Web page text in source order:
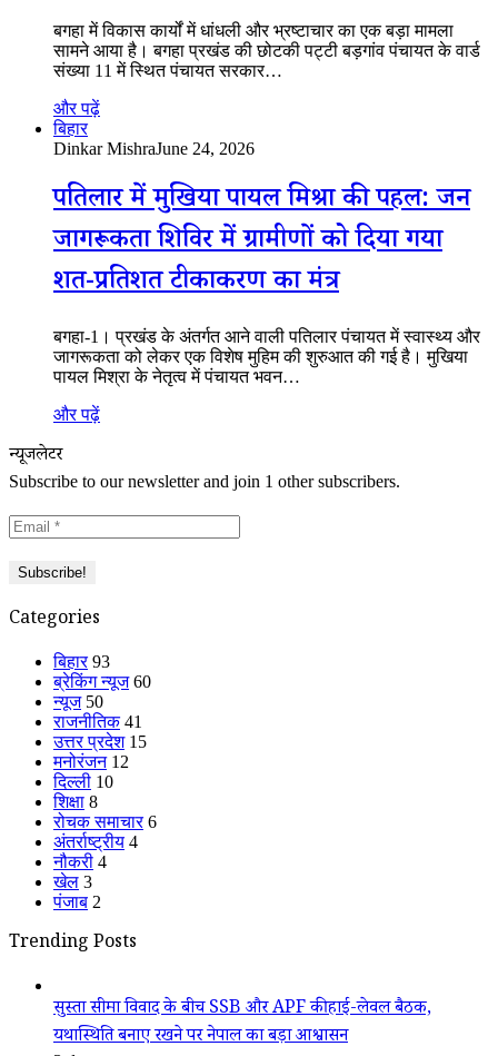
बगहा में विकास कार्यों में धांधली और भ्रष्टाचार का एक बड़ा मामला
सामने आया है। बगहा प्रखंड की छोटकी पट्टी बड़गांव पंचायत के वार्ड
संख्या 11 में स्थित पंचायत सरकार…
और पढ़ें
बिहार
Dinkar MishraJune 24, 2026
पतिलार में मुखिया पायल मिश्रा की पहल: जन
जागरूकता शिविर में ग्रामीणों को दिया गया
शत-प्रतिशत टीकाकरण का मंत्र
बगहा-1। प्रखंड के अंतर्गत आने वाली पतिलार पंचायत में स्वास्थ्य और
जागरूकता को लेकर एक विशेष मुहिम की शुरुआत की गई है। मुखिया
पायल मिश्रा के नेतृत्व में पंचायत भवन…
और पढ़ें
न्यूजलेटर
Subscribe to our newsletter and join 1 other subscribers.
Categories
बिहार 93
ब्रेकिंग न्यूज 60
न्यूज 50
राजनीतिक 41
उत्तर प्रदेश 15
मनोरंजन 12
दिल्ली 10
शिक्षा 8
रोचक समाचार 6
अंतर्राष्ट्रीय 4
नौकरी 4
खेल 3
पंजाब 2
Trending Posts
सुस्ता सीमा विवाद के बीच SSB और APF की हाई-लेवल बैठक,
यथास्थिति बनाए रखने पर नेपाल का बड़ा आश्वासन